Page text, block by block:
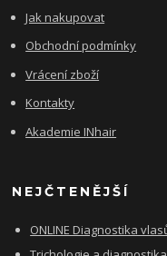
Jak nakupovat
Obchodní podmínky
Vrácení zboží
Kontakty
Akademie INhair
NEJČTENĚJŠÍ
ONLINE Diagnostika